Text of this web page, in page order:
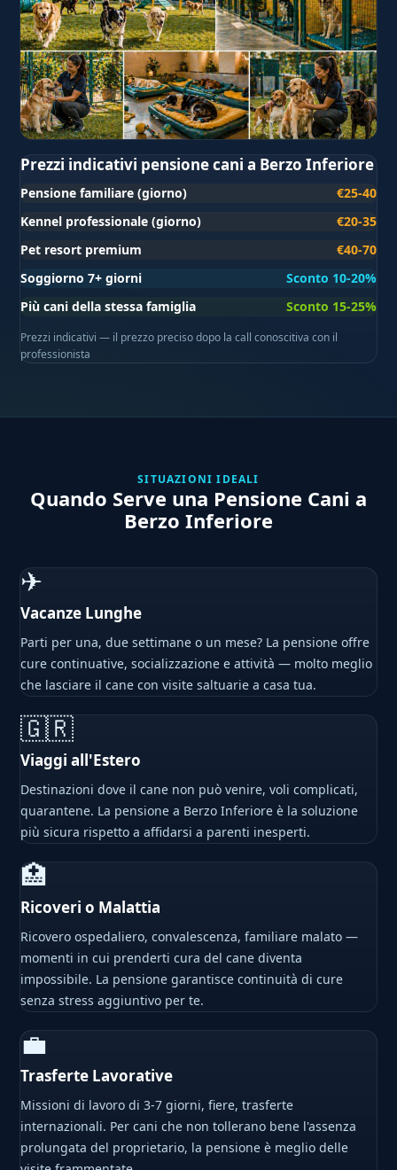
Prezzi indicativi pensione cani a Berzo Inferiore
Pensione familiare (giorno)
€25-40
Kennel professionale (giorno)
€20-35
Pet resort premium
€40-70
Soggiorno 7+ giorni
Sconto 10-20%
Più cani della stessa famiglia
Sconto 15-25%
Prezzi indicativi — il prezzo preciso dopo la call conoscitiva con il
professionista
SITUAZIONI IDEALI
Quando Serve una Pensione Cani a
Berzo Inferiore
✈
Vacanze Lunghe
Parti per una, due settimane o un mese? La pensione offre
cure continuative, socializzazione e attività — molto meglio
che lasciare il cane con visite saltuarie a casa tua.
🇬🇷
Viaggi all'Estero
Destinazioni dove il cane non può venire, voli complicati,
quarantene. La pensione a Berzo Inferiore è la soluzione
più sicura rispetto a affidarsi a parenti inesperti.
🏥
Ricoveri o Malattia
Ricovero ospedaliero, convalescenza, familiare malato —
momenti in cui prenderti cura del cane diventa
impossibile. La pensione garantisce continuità di cure
senza stress aggiuntivo per te.
💼
Trasferte Lavorative
Missioni di lavoro di 3-7 giorni, fiere, trasferte
internazionali. Per cani che non tollerano bene l'assenza
prolungata del proprietario, la pensione è meglio delle